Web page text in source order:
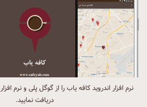
نرم افزار اندروید کافه یاب را از گوگل پلی و نرم
دریافت نمایید.